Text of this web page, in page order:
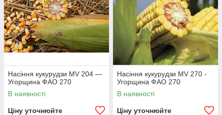
Насіння кукурудзи MV 204 —
Угорщина ФАО 270
В наявності
Ціну уточнюйте
Насіння кукурудзи MV 270 -
Угорщина ФАО 270
В наявності
Ціну уточнюйте